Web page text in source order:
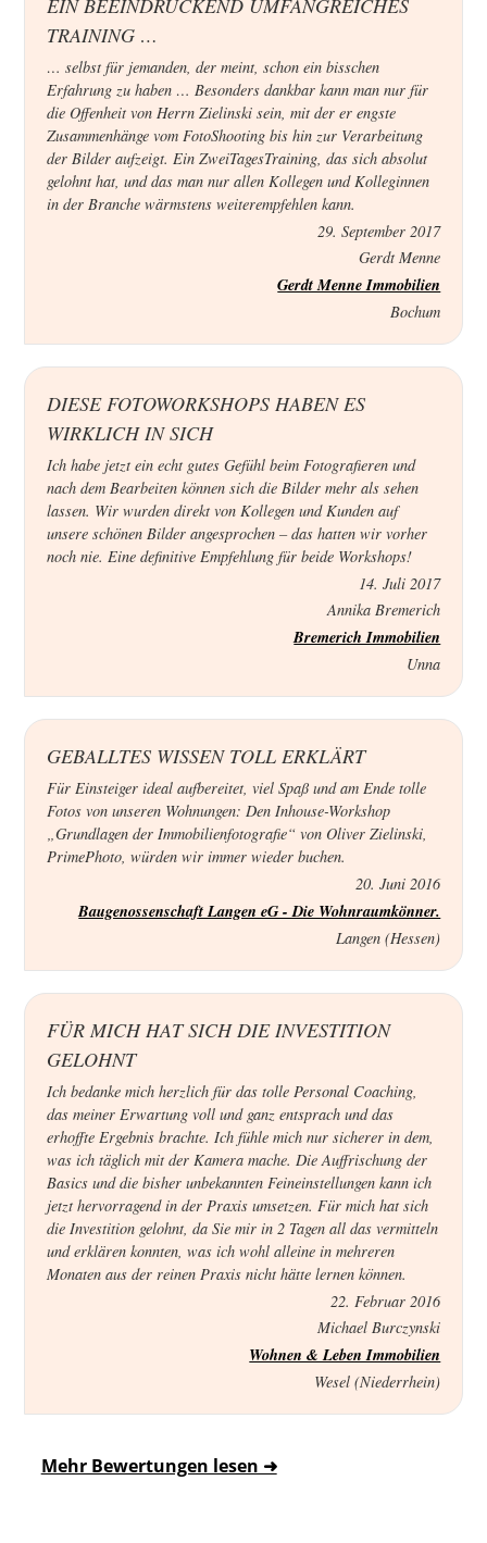
TRAINING …
… selbst für jemanden, der meint, schon ein bisschen
Erfahrung zu haben … Besonders dankbar kann man nur für
die Offenheit von Herrn Zielinski sein, mit der er engste
Zusammenhänge vom FotoShooting bis hin zur Verarbeitung
der Bilder aufzeigt. Ein ZweiTagesTraining, das sich absolut
gelohnt hat, und das man nur allen Kollegen und Kolleginnen
in der Branche wärmstens weiterempfehlen kann.
29. September 2017
Gerdt Menne
Gerdt Menne Immobilien
Bochum
DIESE FOTOWORKSHOPS HABEN ES
WIRKLICH IN SICH
Ich habe jetzt ein echt gutes Gefühl beim Fotografieren und
nach dem Bearbeiten können sich die Bilder mehr als sehen
lassen. Wir wurden direkt von Kollegen und Kunden auf
unsere schönen Bilder angesprochen – das hatten wir vorher
noch nie. Eine definitive Empfehlung für beide Workshops!
14. Juli 2017
Annika Bremerich
Bremerich Immobilien
Unna
GEBALLTES WISSEN TOLL ERKLÄRT
Für Einsteiger ideal aufbereitet, viel Spaß und am Ende tolle
Fotos von unseren Wohnungen: Den Inhouse-Workshop
„Grundlagen der Immobilienfotografie“ von Oliver Zielinski,
PrimePhoto, würden wir immer wieder buchen.
20. Juni 2016
Baugenossenschaft Langen eG - Die Wohnraumkönner.
Langen (Hessen)
FÜR MICH HAT SICH DIE INVESTITION
GELOHNT
Ich bedanke mich herzlich für das tolle Personal Coaching,
das meiner Erwartung voll und ganz entsprach und das
erhoffte Ergebnis brachte. Ich fühle mich nur sicherer in dem,
was ich täglich mit der Kamera mache. Die Auffrischung der
Basics und die bisher unbekannten Feineinstellungen kann ich
jetzt hervorragend in der Praxis umsetzen. Für mich hat sich
die Investition gelohnt, da Sie mir in 2 Tagen all das vermitteln
und erklären konnten, was ich wohl alleine in mehreren
Monaten aus der reinen Praxis nicht hätte lernen können.
22. Februar 2016
Michael Burczynski
Wohnen & Leben Immobilien
Wesel (Niederrhein)
Mehr Bewertungen lesen ➜